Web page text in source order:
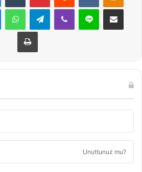
MessengerWhatsAppTelegramViber Line E-Posta ile
Yazdır
Unuttunuz mu?